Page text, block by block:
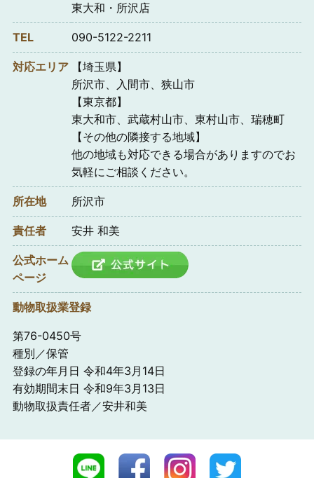
東大和・所沢店
TEL 090-5122-2211
対応エリア
【埼玉県】
所沢市、入間市、狭山市
【東京都】
東大和市、武蔵村山市、東村山市、瑞穂町
【その他の隣接する地域】
他の地域も対応できる場合がありますのでお
気軽にご相談ください。
所在地 所沢市
責任者 安井 和美
公式ホーム
ページ
動物取扱業登録
第76-0450号
種別／保管
登録の年月日 令和4年3月14日
有効期間末日 令和9年3月13日
動物取扱責任者／安井和美